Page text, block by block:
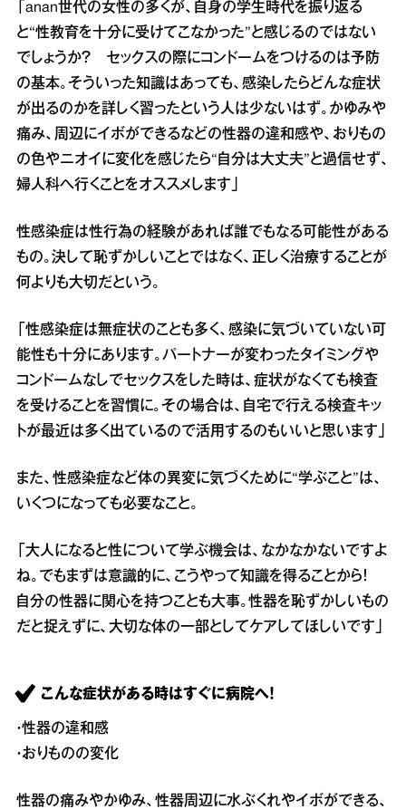
「anan世代の女性の多くが、自身の学生時代を振り返る
と“性教育を十分に受けてこなかった”と感じるのではない
でしょうか？ セックスの際にコンドームをつけるのは予防
の基本。そういった知識はあっても、感染したらどんな症状
が出るのかを詳しく習ったという人は少ないはず。かゆみや
痛み、周辺にイボができるなどの性器の違和感や、おりもの
の色やニオイに変化を感じたら“自分は大丈夫”と過信せず、
婦人科へ行くことをオススメします」
性感染症は性行為の経験があれば誰でもなる可能性がある
もの。決して恥ずかしいことではなく、正しく治療することが
何よりも大切だという。
「性感染症は無症状のことも多く、感染に気づいていない可
能性も十分にあります。パートナーが変わったタイミングや
コンドームなしでセックスをした時は、症状がなくても検査
を受けることを習慣に。その場合は、自宅で行える検査キッ
トが最近は多く出ているので活用するのもいいと思います」
また、性感染症など体の異変に気づくために“学ぶこと”は、
いくつになっても必要なこと。
「大人になると性について学ぶ機会は、なかなかないですよ
ね。でもまずは意識的に、こうやって知識を得ることから！
自分の性器に関心を持つことも大事。性器を恥ずかしいもの
だと捉えずに、大切な体の一部としてケアしてほしいです」
こんな症状がある時はすぐに病院へ！
・性器の違和感
・おりものの変化
性器の痛みやかゆみ、性器周辺に水ぶくれやイボができる、